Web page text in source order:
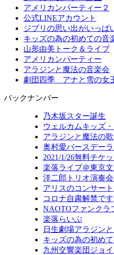
アメリカンパーティー２
公式LINEアカウント
ジブリの思い出がいっぱ
キッズの為の初めての音
山形由美トーク＆ライブ
アメリカンパーティー
アラジンと魔法の音楽会
劇団四季 アナと雪の女
バックナンバー
乃木坂スター誕生
ウェルカムキッズ
アラジンと魔法の歌
奥村愛バースデー
2021/1/26無料チケ
楽落ライブ＠東京
洋二郎トリオ演奏
アリスのコンサート
コロナ自粛解禁です
NAOTOファンクラ
楽落らいぶ
日生劇場アラジン
キッズの為の初め
九州交響楽団ジョ